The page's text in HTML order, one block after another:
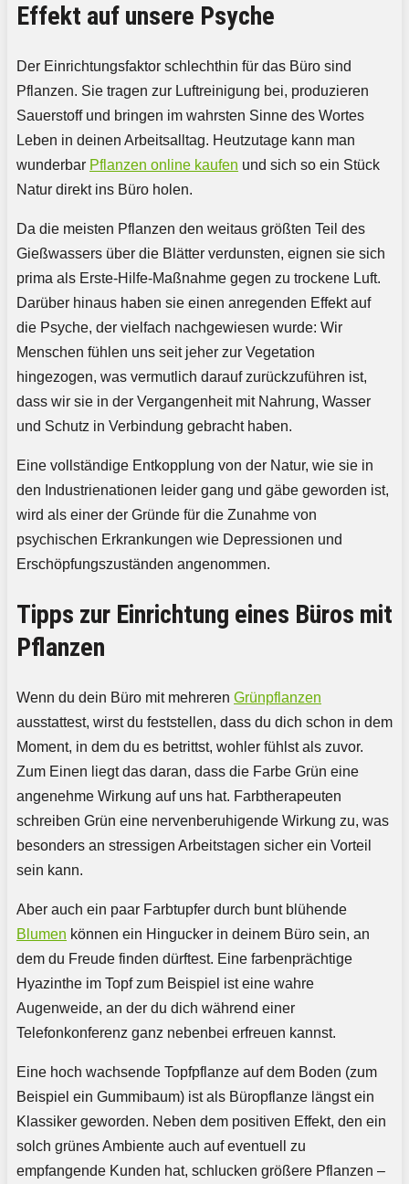
Effekt auf unsere Psyche
Der Einrichtungsfaktor schlechthin für das Büro sind
Pflanzen. Sie tragen zur Luftreinigung bei, produzieren
Sauerstoff und bringen im wahrsten Sinne des Wortes
Leben in deinen Arbeitsalltag. Heutzutage kann man
wunderbar Pflanzen online kaufen und sich so ein Stück
Natur direkt ins Büro holen.
Da die meisten Pflanzen den weitaus größten Teil des
Gießwassers über die Blätter verdunsten, eignen sie sich
prima als Erste-Hilfe-Maßnahme gegen zu trockene Luft.
Darüber hinaus haben sie einen anregenden Effekt auf
die Psyche, der vielfach nachgewiesen wurde: Wir
Menschen fühlen uns seit jeher zur Vegetation
hingezogen, was vermutlich darauf zurückzuführen ist,
dass wir sie in der Vergangenheit mit Nahrung, Wasser
und Schutz in Verbindung gebracht haben.
Eine vollständige Entkopplung von der Natur, wie sie in
den Industrienationen leider gang und gäbe geworden ist,
wird als einer der Gründe für die Zunahme von
psychischen Erkrankungen wie Depressionen und
Erschöpfungszuständen angenommen.
Tipps zur Einrichtung eines Büros mit
Pflanzen
Wenn du dein Büro mit mehreren Grünpflanzen
ausstattest, wirst du feststellen, dass du dich schon in dem
Moment, in dem du es betrittst, wohler fühlst als zuvor.
Zum Einen liegt das daran, dass die Farbe Grün eine
angenehme Wirkung auf uns hat. Farbtherapeuten
schreiben Grün eine nervenberuhigende Wirkung zu, was
besonders an stressigen Arbeitstagen sicher ein Vorteil
sein kann.
Aber auch ein paar Farbtupfer durch bunt blühende
Blumen können ein Hingucker in deinem Büro sein, an
dem du Freude finden dürftest. Eine farbenprächtige
Hyazinthe im Topf zum Beispiel ist eine wahre
Augenweide, an der du dich während einer
Telefonkonferenz ganz nebenbei erfreuen kannst.
Eine hoch wachsende Topfpflanze auf dem Boden (zum
Beispiel ein Gummibaum) ist als Büropflanze längst ein
Klassiker geworden. Neben dem positiven Effekt, den ein
solch grünes Ambiente auch auf eventuell zu
empfangende Kunden hat, schlucken größere Pflanzen –